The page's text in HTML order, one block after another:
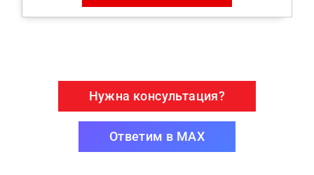
Нужна консультация?
Ответим в MAX